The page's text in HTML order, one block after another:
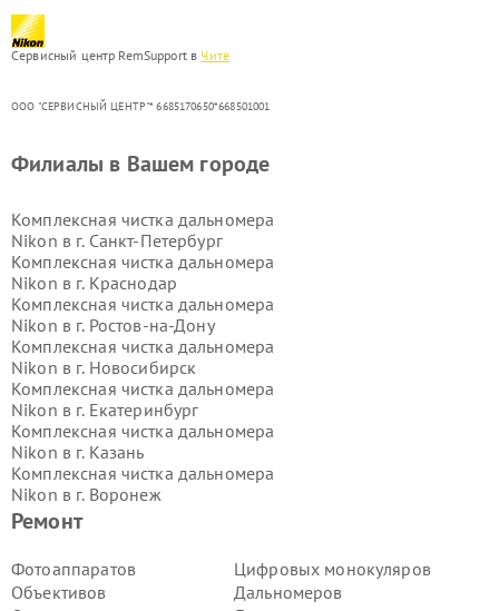
Сервисный центр RemSupport в Чите
ООО "СЕРВИСНЫЙ ЦЕНТР"* 6685170650*668501001
Ремонт
Фотоаппаратов
Объективов
Цифровых монокуляров
Дальномеров
Филиалы в Вашем городе
Комплексная чистка дальномера
Nikon в г. Санкт-Петербург
Комплексная чистка дальномера
Nikon в г. Краснодар
Комплексная чистка дальномера
Nikon в г. Ростов-на-Дону
Комплексная чистка дальномера
Nikon в г. Новосибирск
Комплексная чистка дальномера
Nikon в г. Екатеринбург
Комплексная чистка дальномера
Nikon в г. Казань
Комплексная чистка дальномера
Nikon в г. Воронеж
Комплексная чистка дальномера
Комплексная чистка дальномера
Nikon в г.Самара
Комплексная чистка дальномера